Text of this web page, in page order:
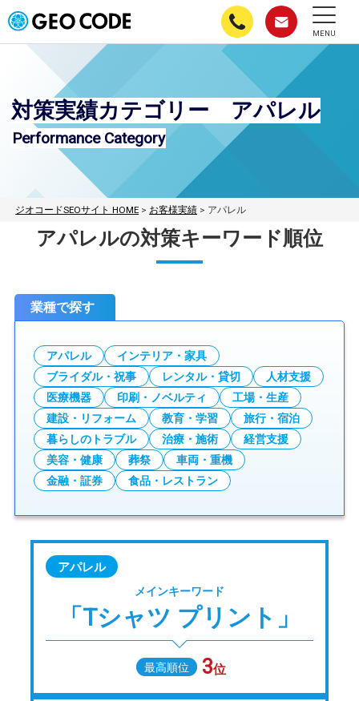
MENU
対策実績カテゴリー アパレル
Performance Category
ジオコードSEOサイト HOME > お客様実績 > アパレル
アパレルの対策キーワード順位
業種で探す
アパレル
インテリア・家具
ブライダル・祝事
レンタル・貸切
人材支援
医療機器
印刷・ノベルティ
工場・生産
建設・リフォーム
教育・学習
旅行・宿泊
暮らしのトラブル
治療・施術
経営支援
美容・健康
葬祭
車両・重機
金融・証券
食品・レストラン
アパレル
メインキーワード
「Tシャツ プリント」
最高順位 3位